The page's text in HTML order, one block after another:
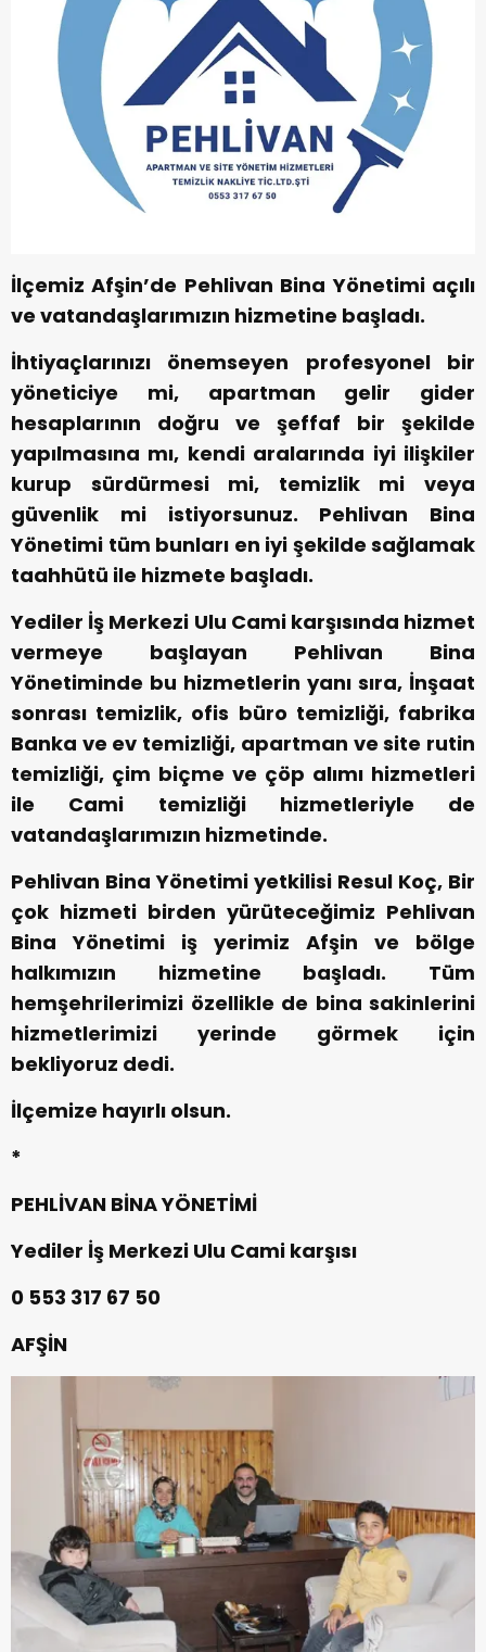
İlçemiz Afşin’de Pehlivan Bina Yönetimi açılı
ve vatandaşlarımızın hizmetine başladı.
İhtiyaçlarınızı önemseyen profesyonel bir
yöneticiye mi, apartman gelir gider
hesaplarının doğru ve şeffaf bir şekilde
yapılmasına mı, kendi aralarında iyi ilişkiler
kurup sürdürmesi mi, temizlik mi veya
güvenlik mi istiyorsunuz. Pehlivan Bina
Yönetimi tüm bunları en iyi şekilde sağlamak
taahhütü ile hizmete başladı.
Yediler İş Merkezi Ulu Cami karşısında hizmet
vermeye başlayan Pehlivan Bina
Yönetiminde bu hizmetlerin yanı sıra, İnşaat
sonrası temizlik, ofis büro temizliği, fabrika
Banka ve ev temizliği, apartman ve site rutin
temizliği, çim biçme ve çöp alımı hizmetleri
ile Cami temizliği hizmetleriyle de
vatandaşlarımızın hizmetinde.
Pehlivan Bina Yönetimi yetkilisi Resul Koç, Bir
çok hizmeti birden yürüteceğimiz Pehlivan
Bina Yönetimi iş yerimiz Afşin ve bölge
halkımızın hizmetine başladı. Tüm
hemşehrilerimizi özellikle de bina sakinlerini
hizmetlerimizi yerinde görmek için
bekliyoruz dedi.
İlçemize hayırlı olsun.
*
PEHLİVAN BİNA YÖNETİMİ
Yediler İş Merkezi Ulu Cami karşısı
0 553 317 67 50
AFŞİN